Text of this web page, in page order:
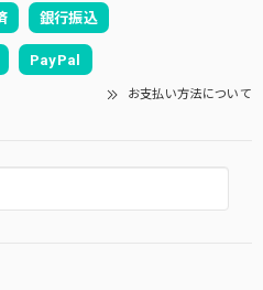
銀行振込
PayPal
お支払い方法について